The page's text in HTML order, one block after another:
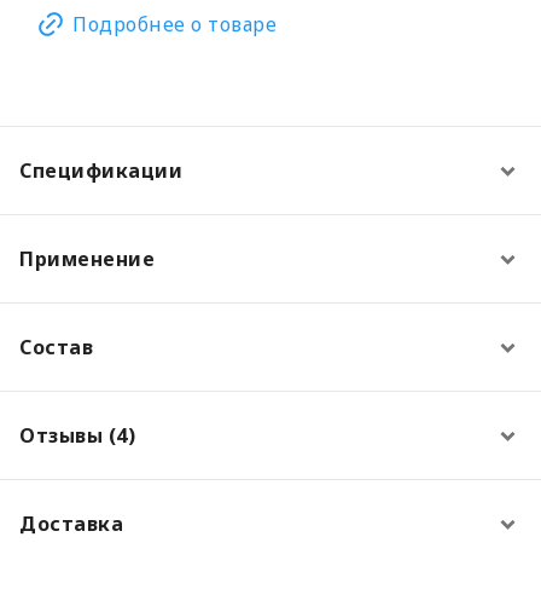
Подробнее о товаре
Спецификации
Применение
Состав
Отзывы (4)
Доставка